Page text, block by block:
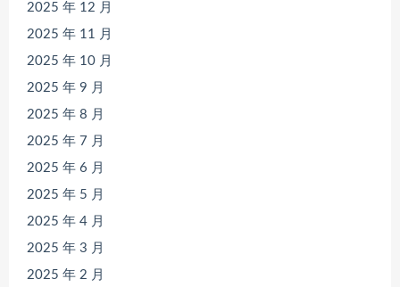
2025 年 12 月
2025 年 11 月
2025 年 10 月
2025 年 9 月
2025 年 8 月
2025 年 7 月
2025 年 6 月
2025 年 5 月
2025 年 4 月
2025 年 3 月
2025 年 2 月